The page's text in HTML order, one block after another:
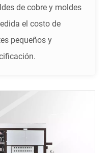
de cobre y moldes
el costo de
pequeños y